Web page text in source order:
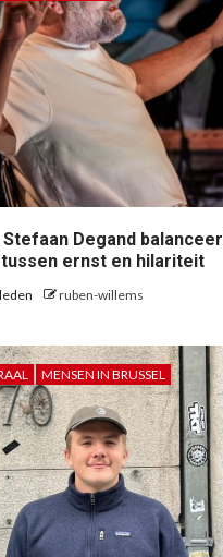
Degand
ernst en hilariteit
ruben-willems
MENSEN IN BRUSSEL